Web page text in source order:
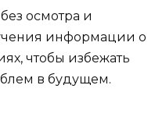
осмотра и
информации о
чтобы избежать
в будущем.